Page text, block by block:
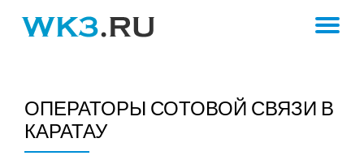
ОПЕРАТОРЫ СОТОВОЙ СВЯЗИ В
КАРАТАУ